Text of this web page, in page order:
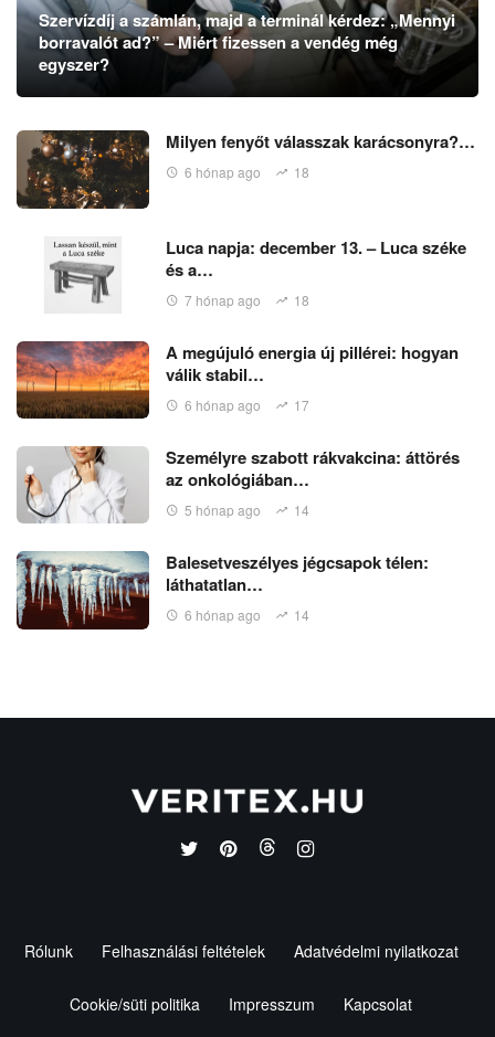
Szervízdíj a számlán, majd a terminál kérdez: „Mennyi
borravalót ad?” – Miért fizessen a vendég még
egyszer?
Milyen fenyőt válasszak karácsonyra?…
6 hónap ago 18
Luca napja: december 13. – Luca széke
és a…
7 hónap ago 18
A megújuló energia új pillérei: hogyan
válik stabil…
6 hónap ago 17
Személyre szabott rákvakcina: áttörés
az onkológiában…
5 hónap ago 14
Balesetveszélyes jégcsapok télen:
láthatatlan…
6 hónap ago 14
Rólunk Felhasználási feltételek Adatvédelmi nyilatkozat
Cookie/süti politika Impresszum Kapcsolat